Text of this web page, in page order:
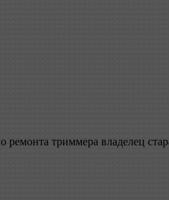
триммера владелец